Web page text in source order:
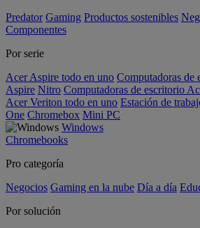
Predator Gaming Productos sostenibles
Componentes
Por serie
Acer Aspire todo en uno Computadoras de
Aspire Nitro Computadoras de escritorio
Acer Veriton todo en uno Estación de
One Chromebox Mini PC
Windows
Chromebooks
Pro categoría
Negocios Gaming en la nube Día a día
Por solución